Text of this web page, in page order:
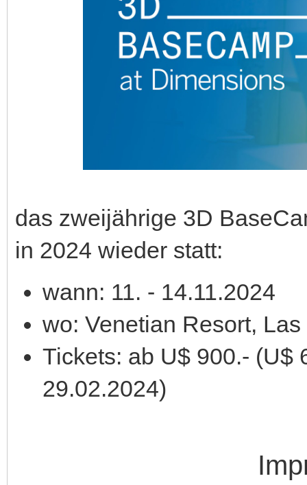
das zweijährige 3D
in 2024 wieder statt:
wann: 11. - 14.11.2024
wo: Venetian Resort,
Tickets: ab U$ 900.- (U$
29.02.2024)